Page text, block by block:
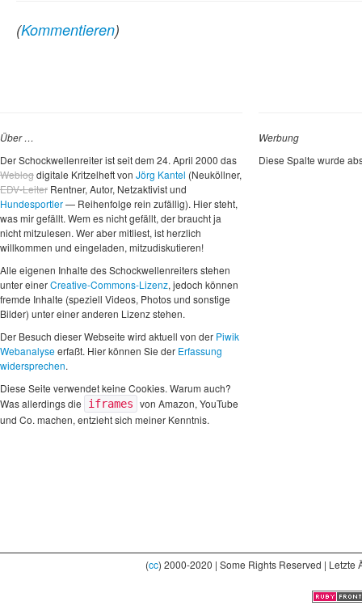
(Kommentieren)
Über …
Der Schockwellenreiter ist seit dem 24. April 2000 das
Weblogdigitale Kritzelheft von Jörg Kantel (Neuköllner,
EDV-Leiter Rentner, Autor, Netzaktivist und
Hundesportler— Reihenfolge rein zufällig). Hier steht,
was mir gefällt. Wem es nicht gefällt, der braucht ja
nicht mitzulesen. Wer aber mitliest, ist herzlich
willkommen und eingeladen, mitzudiskutieren!
Alle eigenen Inhalte des Schockwellenreiters stehen
unter einerCreative-Commons-Lizenz, jedoch können
fremde Inhalte (speziell Videos, Photos und sonstige
Bilder) unter einer anderen Lizenz stehen.
Der Besuch dieser Webseite wird aktuell von der Piwik
Webanalyseerfaßt. Hier können Sie der Erfassung
widersprechen.
Diese Seite verwendet keine Cookies. Warum auch?
Was allerdings die
iframes von Amazon, YouTube
und Co. machen, entzieht sich meiner Kenntnis.
Werbung
Diese Spalte wurde
(cc) 2000-2020 | Some Rights Reserved |